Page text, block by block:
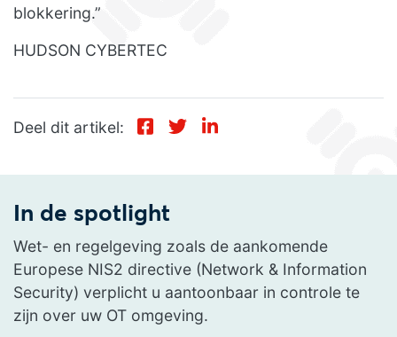
blokkering.”
HUDSON CYBERTEC
Deel dit artikel:
In de spotlight
Wet- en regelgeving zoals de aankomende
Europese NIS2 directive (Network & Information
Security) verplicht u aantoonbaar in controle te
zijn over uw OT omgeving.